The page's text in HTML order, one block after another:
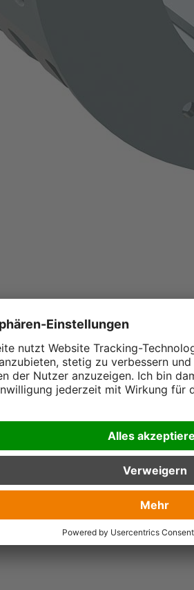
Arbeiten in mitunter sehr
gerecht zu
Größe. Des
für Bagger mit einem
zur Anbringung an den Bagger
Firmen aus vielen Branchen mit
produziert Bauwerkzeuge mit